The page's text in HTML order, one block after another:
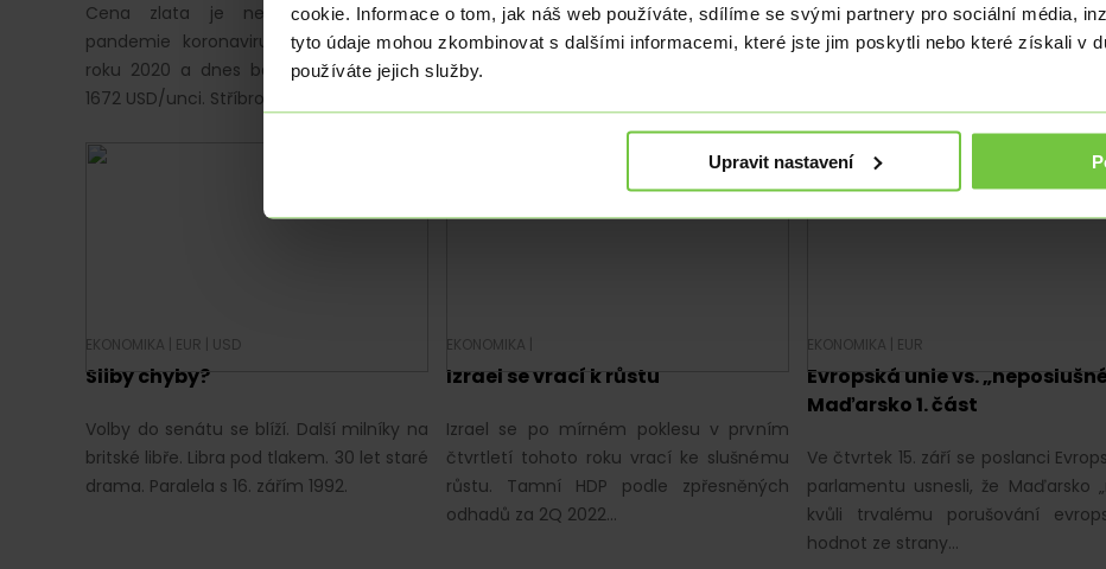
cookie. Informace o tom, jak náš web používáte, sdílíme se svými partnery pro sociální média,
tyto údaje mohou zkombinovat s dalšími informacemi, které jste jim poskytli nebo které získali v
používáte jejich služby.
Upravit nastavení
Cena zlata je nejníže od začátku
pandemie koronaviru v první polovině
roku 2020 a dnes balancuje na hranici
1672 USD/unci. Stříbro je na…
Evropská makrodata dnes po pondělní
pauze ožijí. Německá ekonomika se děsí
tuhé zimy. Britská libra stále slábne
Zatímco trhy čekaly za srpen
zpomalení růstu cen
EKONOMIKA EUR USD
Sliby chyby?
Volby do senátu se blíží. Další milníky na
britské libře. Libra pod tlakem. 30 let staré
drama. Paralela s 16. zářím 1992.
EKONOMIKA
Izrael se vrací k růstu
Izrael se po mírném poklesu v prvním
čtvrtletí tohoto roku vrací ke slušnému
růstu. Tamní HDP podle zpřesněných
odhadů za 2Q 2022…
EKONOMIKA EUR
Evropská unie vs.
Maďarsko 1. část
Ve čtvrtek 15. září se poslanci
parlamentu usnesli, že Maďarsko
kvůli trvalému porušování
hodnot ze strany…